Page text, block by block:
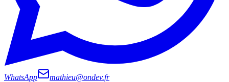
WhatsApp mathieu@ondev.fr